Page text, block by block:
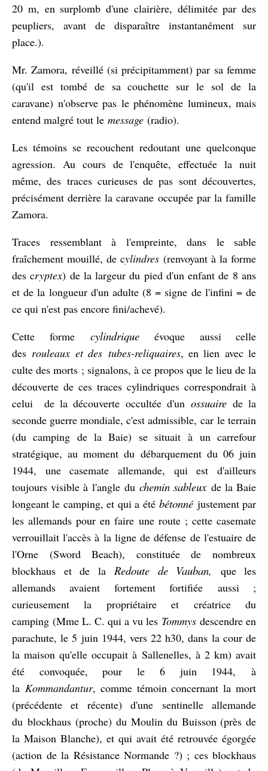
20 m, en surplomb d'une clairière, délimitée par des
peupliers, avant de disparaître instantanément sur
place.).
Mr. Zamora, réveillé (si précipitamment) par sa femme
(qu'il est tombé de sa couchette sur le sol de la
caravane) n'observe pas le phénomène lumineux, mais
entend malgré tout le message (radio).
Les témoins se recouchent redoutant une quelconque
agression. Au cours de l'enquête, effectuée la nuit
même, des traces curieuses de pas sont découvertes,
précisément derrière la caravane occupée par la famille
Zamora.
Traces ressemblant à l'empreinte, dans le sable
fraîchement mouillé, de cylindres (renvoyant à la forme
des cryptex) de la largeur du pied d'un enfant de 8 ans
et de la longueur d'un adulte (8 = signe de l'infini = de
ce qui n'est pas encore fini/achevé).
Cette forme cylindriqueévoque aussi celle
des rouleaux et des tubes-reliquaires, en lien avec le
culte des morts ; signalons, à ce propos que le lieu de la
découverte de ces traces cylindriques correspondrait à
celui de la découverte occultée d'unossuairede la
seconde guerre mondiale, c'est admissible, car le terrain
(du camping de la Baie) se situait à un carrefour
stratégique, au moment du débarquement du 06 juin
1944, une casemate allemande, qui est d'ailleurs
toujours visible à l'angle duchemin sableuxde la Baie
longeant le camping, et qui a étébétonné justement par
les allemands pour en faire une route ; cette casemate
verrouillait l'accès à la ligne de défense de l'estuaire de
l'Orne (Sword Beach), constituée de nombreux
blockhaus et de la Redoute de Vauban, que les
allemands avaient fortement fortifiée aussi ;
curieusement la propriétaire et créatrice du
camping (Mme L. C. qui a vu les Tommys descendre en
parachute, le 5 juin 1944, vers 22 h30, dans la cour de
la maison qu'elle occupait à Sallenelles, à 2 km) avait
été convoquée, pour le 6 juin 1944, à
la Kommandantur, comme témoin concernant la mort
(précédente et récente) d'une sentinelle allemande
du blockhaus (proche)du Moulin du Buisson (près de
la Maison Blanche), et qui avait été retrouvée égorgée
(action de la Résistance Normande ?) ; ces blockhaus